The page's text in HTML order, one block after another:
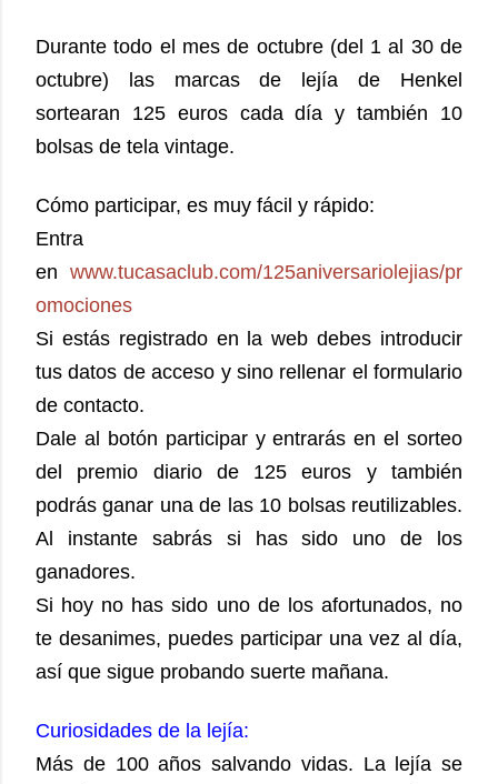
Durante todo el mes de octubre (del 1 al 30 de
octubre) las marcas de lejía de Henkel
sortearan 125 euros cada día y también 10
bolsas de tela vintage.
Cómo participar, es muy fácil y rápido:
Entra
en www.tucasaclub.com/125aniversariolejias/pr
omociones
Si estás registrado en la web debes introducir
tus datos de acceso y sino rellenar el formulario
de contacto.
Dale al botón participar y entrarás en el sorteo
del premio diario de 125 euros y también
podrás ganar una de las 10 bolsas reutilizables.
Al instante sabrás si has sido uno de los
ganadores.
Si hoy no has sido uno de los afortunados, no
te desanimes, puedes participar una vez al día,
así que sigue probando suerte mañana.
Curiosidades de la lejía:
Más de 100 años salvando vidas. La lejía se